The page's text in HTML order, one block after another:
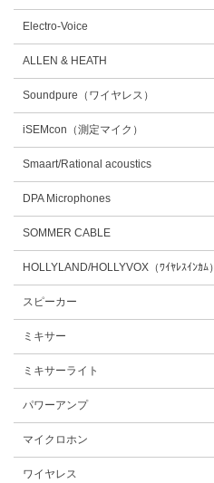
Electro-Voice
ALLEN & HEATH
Soundpure（ワイヤレス）
iSEMcon（測定マイク）
Smaart/Rational acoustics
DPA Microphones
SOMMER CABLE
HOLLYLAND/HOLLYVOX（ﾜｲﾔﾚｽｲﾝｶﾑ）
スピーカー
ミキサー
ミキサーライト
パワーアンプ
マイクロホン
ワイヤレス